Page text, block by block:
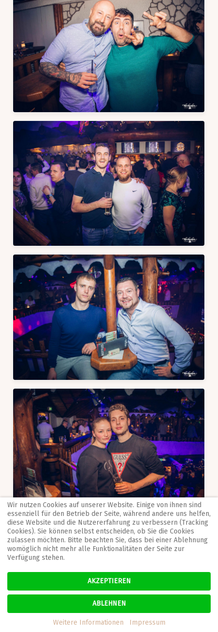
Wir nutzen Cookies auf unserer Website. Einige von ihnen sind
essenziell für den Betrieb der Seite, während andere uns helfen,
diese Website und die Nutzererfahrung zu verbessern (Tracking
Cookies). Sie können selbst entscheiden, ob Sie die Cookies
zulassen möchten. Bitte beachten Sie, dass bei einer Ablehnung
womöglich nicht mehr alle Funktionalitäten der Seite zur
Verfügung stehen.
AKZEPTIEREN
ABLEHNEN
Weitere Informationen Impressum